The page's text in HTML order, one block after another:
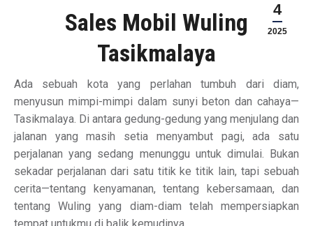
4
2025
Sales Mobil Wuling
Tasikmalaya
Ada sebuah kota yang perlahan tumbuh dari diam,
menyusun mimpi-mimpi dalam sunyi beton dan cahaya—
Tasikmalaya. Di antara gedung-gedung yang menjulang dan
jalanan yang masih setia menyambut pagi, ada satu
perjalanan yang sedang menunggu untuk dimulai. Bukan
sekadar perjalanan dari satu titik ke titik lain, tapi sebuah
cerita—tentang kenyamanan, tentang kebersamaan, dan
tentang Wuling yang diam-diam telah mempersiapkan